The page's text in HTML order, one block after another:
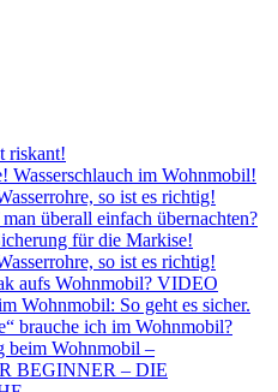
riskant!
Wasserschlauch im Wohnmobil!
so ist es richtig!
überall einfach übernachten?
für die Markise!
so ist es richtig!
aufs Wohnmobil? VIDEO
Wohnmobil: So geht es sicher.
brauche ich im Wohnmobil?
beim Wohnmobil –
BEGINNER – DIE